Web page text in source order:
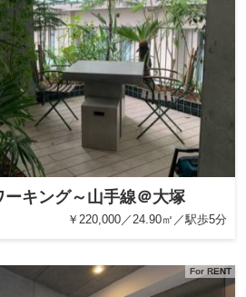
キング～山手線＠大塚
￥220,000／24.90㎡／駅歩5分
For RENT